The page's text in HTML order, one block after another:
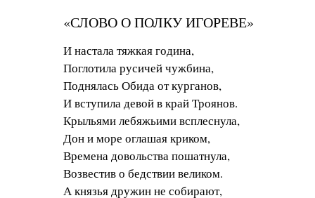
«СЛОВО О ПОЛКУ ИГОРЕВЕ»
И настала тяжкая година,
Поглотила русичей чужбина,
Поднялась Обида от курганов,
И вступила девой в край Троянов.
Крыльями лебяжьими всплеснула,
Дон и море оглашая криком,
Времена довольства пошатнула,
Возвестив о бедствии великом.
А князья дружин не собирают,